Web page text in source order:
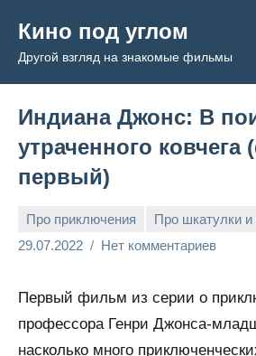
содержимому
Кино под углом
Другой взгляд на знакомые фильмы
Индиана Джонс: В
утраченного
первый)
Про приключения
Про шкатулки
29.07.2022
Admin Нет комментариев
Первый фильм из серии о
профессора Генри Джонса-
насколько много